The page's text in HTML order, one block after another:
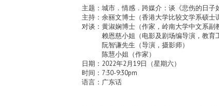
主题：城市．情感．跨媒介：谈《悲伤的日子
主持：余丽文博士（香港大学比较文学系硕士
对谈：黄淑娴博士（作家，岭南大学中文系副
赖恩慈小姐（电影及剧场编导演，教育工
阮智谦先生（导演，摄影师）
陈慧小姐（作家）
日期：2022年2月19日（星期六）
时间：7:30-9:30pm
语言：广东话